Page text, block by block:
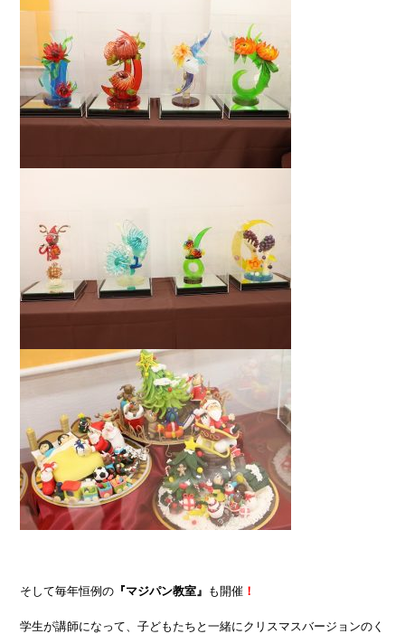
そして毎年恒例の 『マジパン教室』 も開催 ！
学生が講師になって、子どもたちと一緒にクリスマスバージョンのく